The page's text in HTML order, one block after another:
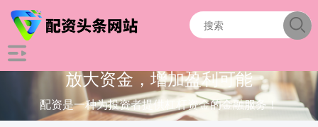
放大资金，增加盈利可能
配资是一种为投资者提供杠杆资金的金融服务！